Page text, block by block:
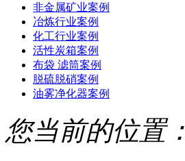
非金属矿业案例
冶炼行业案例
化工行业案例
活性炭箱案例
布袋 滤筒案例
脱硫脱硝案例
油雾净化器案例
您当前的位置：